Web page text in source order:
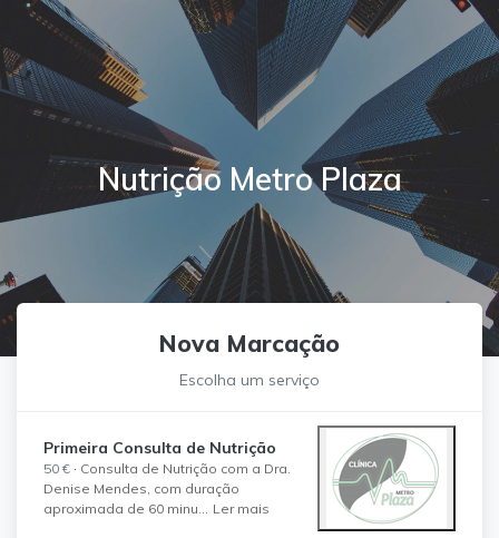
Nutrição Metro Plaza
Nova Marcação
Escolha um serviço
Primeira Consulta de Nutrição
50 € · Consulta de Nutrição com a Dra.
Denise Mendes, com duração
aproximada de 60 minu... Ler mais